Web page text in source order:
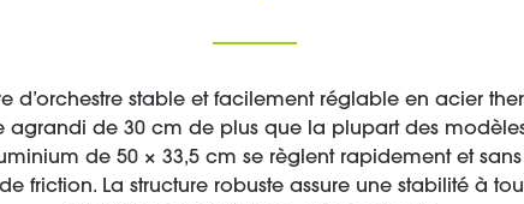
d’orchestre stable et facilement réglable en acier
agrandi de 30 cm de plus que la plupart des
de 50 × 33,5 cm se règlent rapidement et
friction. La structure robuste assure une stabilité à